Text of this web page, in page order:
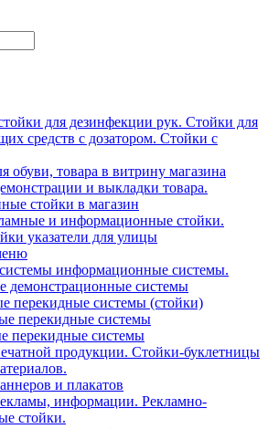
для дезинфекции рук. Стойки для
средств с дозатором. Стойки с
обуви, товара в витрину магазина
и выкладки товара.
стойки в магазин
и информационные стойки.
указатели для улицы
информационные системы.
демонстрационные системы
перекидные системы (стойки)
перекидные системы
перекидные системы
продукции. Стойки-буклетницы
и плакатов
информации. Рекламно-
стойки.